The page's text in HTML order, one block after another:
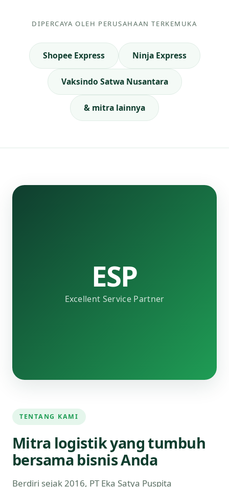
DIPERCAYA OLEH PERUSAHAAN TERKEMUKA
Shopee Express Ninja Express
Vaksindo Satwa Nusantara
& mitra lainnya
ESP
Excellent Service Partner
TENTANG KAMI
Mitra logistik yang tumbuh
bersama bisnis Anda
Berdiri sejak 2016, PT Eka Satya Puspita